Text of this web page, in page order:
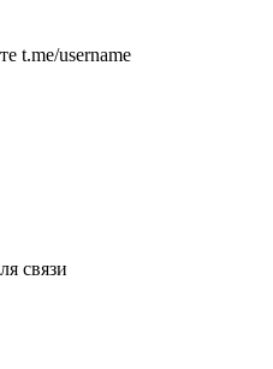
t.me/username
связи